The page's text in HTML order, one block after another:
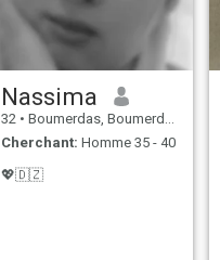
Nassima
32 • Boumerdas, Boumerdes, Algérie
Cherchant: Homme 35 - 40
💖🇩🇿